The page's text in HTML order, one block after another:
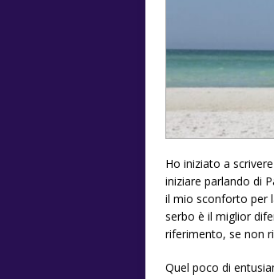
Ho iniziato a
iniziare parlando di
il mio sconforto per
serbo è il miglior
riferimento, se non
Quel poco di